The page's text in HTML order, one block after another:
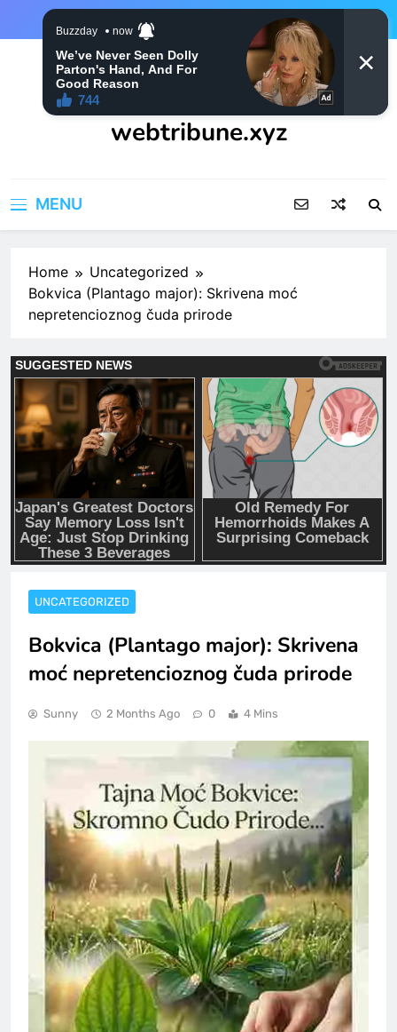
webtribune.xyz
MENU
Home
Uncategorized
Bokvica (Plantago major): Skrivena moć
nepretencioznog čuda prirode
UNCATEGORIZED
Bokvica (Plantago major): Skrivena
moć nepretencioznog čuda prirode
Sunny 2 Months Ago 0 4 Mins